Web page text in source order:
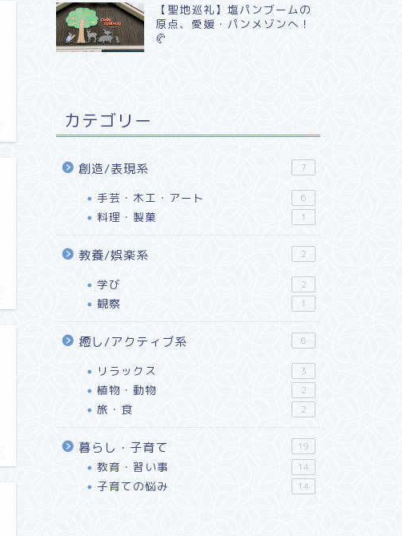
【聖地巡礼】塩パンブームの
原点、愛媛・パンメゾンへ！
🥐
カテゴリー
創造/表現系 7
手芸・木工・アート 6
料理・製菓 1
教養/娯楽系 2
学び 2
観察 1
癒し/アクティブ系 6
リラックス 3
植物・動物 2
旅・食 2
暮らし・子育て 19
教育・習い事 14
子育ての悩み 14